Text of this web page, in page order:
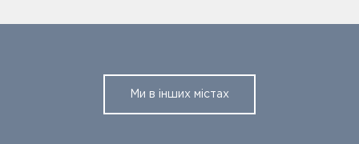
Ми в інших містах